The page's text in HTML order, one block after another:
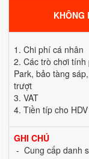
KHÔNG
1. Chi phí cá nhân
2. Các trò chơi
Park, bảo tàng
trượt
3. VAT
4. Tiền típ cho
GHI CHÚ
- Cung cấp danh